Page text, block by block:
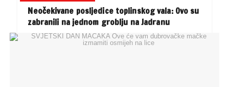
Neočekivane posljedice toplinskog vala: Ovo su
zabranili na jednom groblju na Jadranu